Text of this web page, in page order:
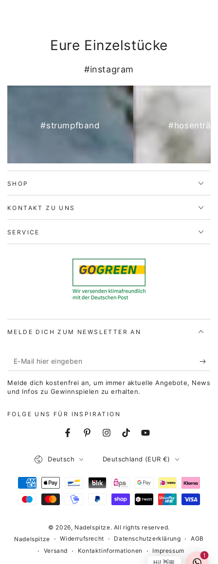
Eure Einzelstücke
#instagram
#strumpfband
SHOP
KONTAKT ZU UNS
SERVICE
MELDE DICH ZUM NEWSLETTER AN
E-
Mail
hier
Melde dich kostenfrei an, um immer aktuelle Angebote, News
und Infos zu Gewinnspielen zu erhalten.
FOLGE UNS FÜR INSPIRATION
FacebookPinterestInstagramTikTokYouTube
© 2026, Nadelspitze. All rights reserved.
Nadelspitze
Widerrufsrecht Datenschutzerklärung
AGB
Versand
Kontaktinformationen Impressum
Deutsch Deutschland (EUR €)
Zahlungsmöglichkeiten
Hi! 👋🏼
1